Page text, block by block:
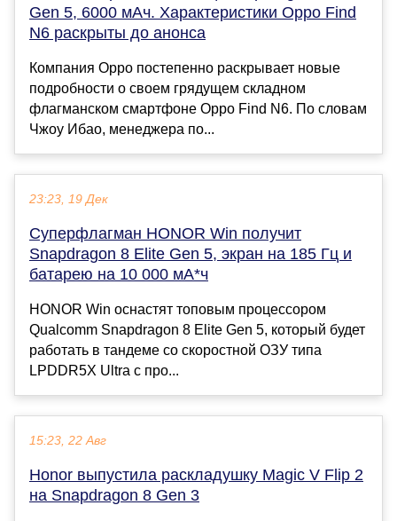
Gen 5, 6000 мАч. Характеристики Oppo Find
N6 раскрыты до анонса
Компания Oppo постепенно раскрывает новые
подробности о своем грядущем складном
флагманском смартфоне Oppo Find N6. По словам
Чжоу Ибао, менеджера по...
23:23, 19 Дек
Суперфлагман HONOR Win получит
Snapdragon 8 Elite Gen 5, экран на 185 Гц и
батарею на 10 000 мА*ч
HONOR Win оснастят топовым процессором
Qualcomm Snapdragon 8 Elite Gen 5, который будет
работать в тандеме со скоростной ОЗУ типа
LPDDR5X Ultra c про...
15:23, 22 Авг
Honor выпустила раскладушку Magic V Flip 2
на Snapdragon 8 Gen 3